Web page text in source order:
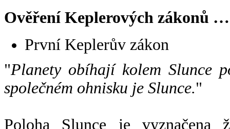
Ověření Keplerových zákonů …
První Keplerův zákon
"Planety obíhají kolem Slunce
společném ohnisku je Slunce."
Poloha Slunce je vyznačena